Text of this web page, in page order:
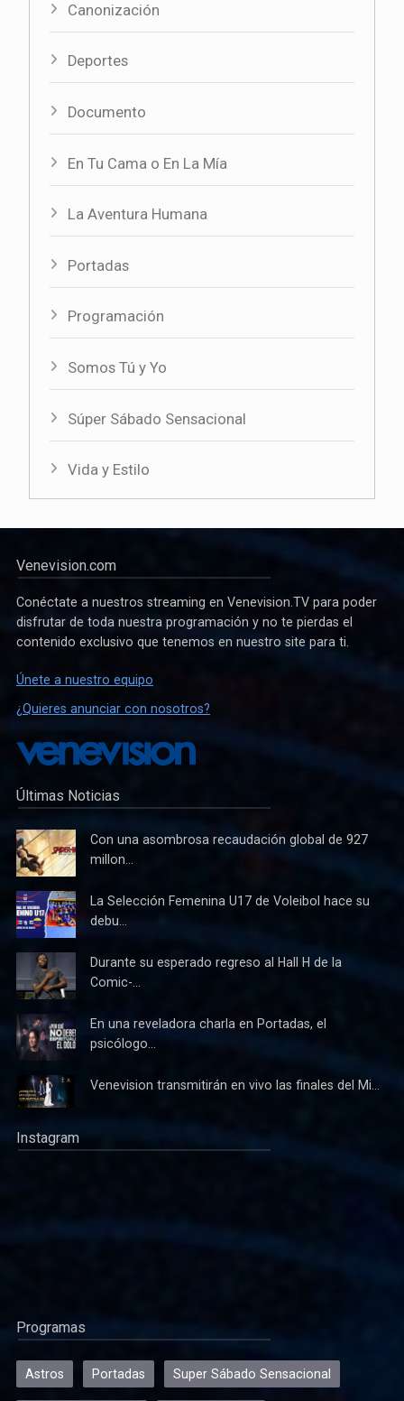
Canonización
Deportes
Documento
En Tu Cama o En La Mía
La Aventura Humana
Portadas
Programación
Somos Tú y Yo
Súper Sábado Sensacional
Vida y Estilo
Venevision.com
Conéctate a nuestros streaming en Venevision.TV para poder
disfrutar de toda nuestra programación y no te pierdas el
contenido exclusivo que tenemos en nuestro site para ti.
Únete a nuestro equipo
¿Quieres anunciar con nosotros?
Últimas Noticias
Con una asombrosa recaudación global de 927
millon...
La Selección Femenina U17 de Voleibol hace su
debu...
Durante su esperado regreso al Hall H de la
Comic-...
En una reveladora charla en Portadas, el
psicólogo...
Venevision transmitirán en vivo las finales del Mi...
Instagram
Programas
Astros Portadas Super Sábado Sensacional